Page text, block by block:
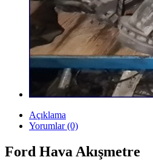
Açıklama
Yorumlar (0)
Ford Hava Akışmetre